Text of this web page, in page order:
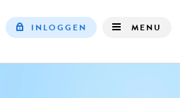
INLOGGEN MENU